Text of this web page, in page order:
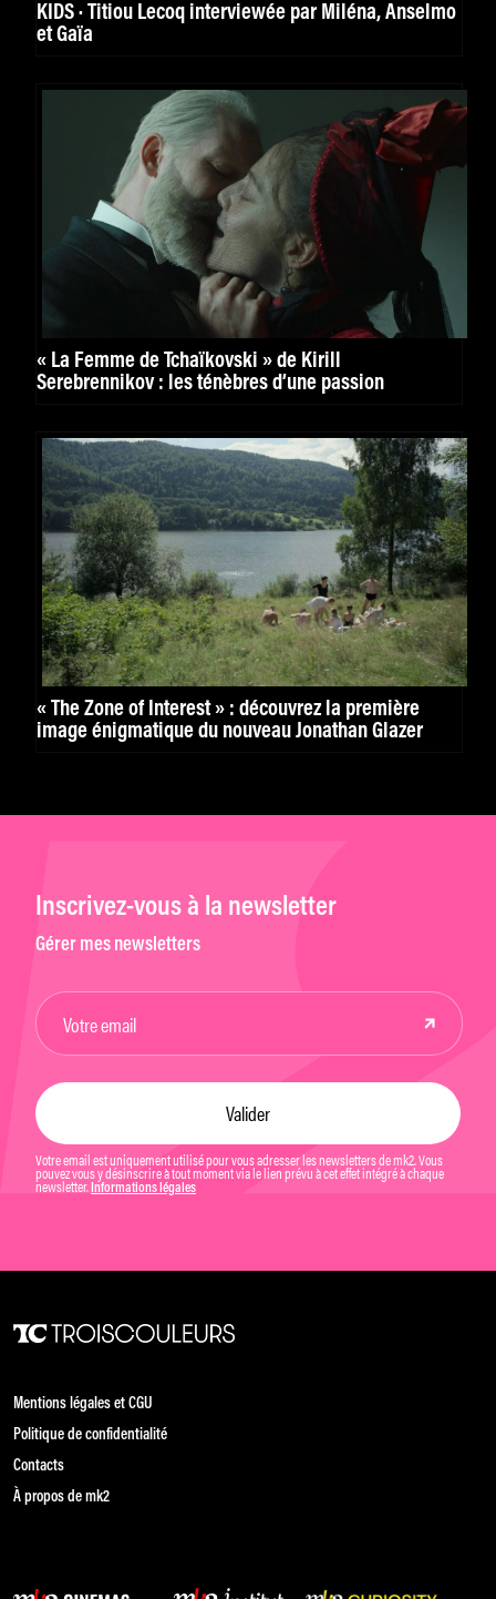
KIDS · Titiou Lecoq interviewée par Miléna, Anselmo
et Gaïa
« La Femme de Tchaïkovski » de Kirill
Serebrennikov : les ténèbres d’une passion
« The Zone of Interest » : découvrez la première
image énigmatique du nouveau Jonathan Glazer
Inscrivez-vous à la newsletter
Gérer mes newsletters
Votre email est uniquement utilisé pour vous adresser les newsletters de mk2. Vous
pouvez vous y désinscrire à tout moment via le lien prévu à cet effet intégré à chaque
newsletter. Informations légales
Mentions légales et CGU
Politique de confidentialité
Contacts
À propos de mk2